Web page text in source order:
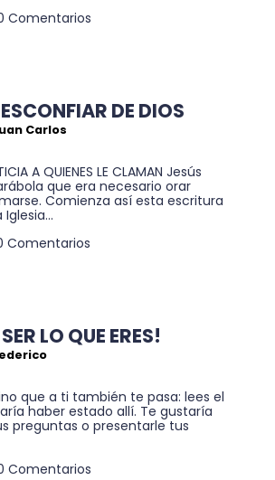
Comentarios
DE DIOS
Carlos
A QUIENES LE CLAMAN Jesús
que era necesario orar
Comienza así esta escritura
Comentarios
LO QUE ERES!
que a ti también te pasa: lees el
haber estado allí. Te gustaría
preguntas o presentarle tus
Comentarios